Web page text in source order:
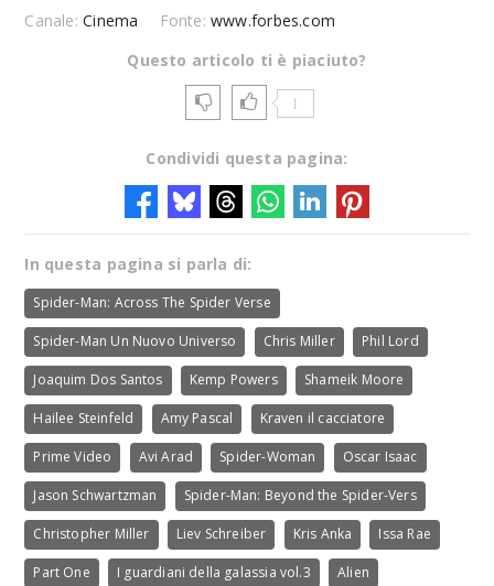
Canale:Cinema Fonte:www.forbes.com
Questo articolo ti è piaciuto?
1
Condividi questa pagina:
In questa pagina si parla di:
Spider-Man: Across The Spider Verse
Spider-Man Un Nuovo Universo Chris Miller Phil Lord
Joaquim Dos Santos Kemp Powers Shameik Moore
Hailee Steinfeld Amy Pascal Kraven il cacciatore
Prime Video Avi Arad Spider-Woman Oscar Isaac
Jason Schwartzman Spider-Man: Beyond the Spider-Vers
Christopher Miller Liev Schreiber Kris Anka Issa Rae
Part One I guardiani della galassia vol.3 Alien